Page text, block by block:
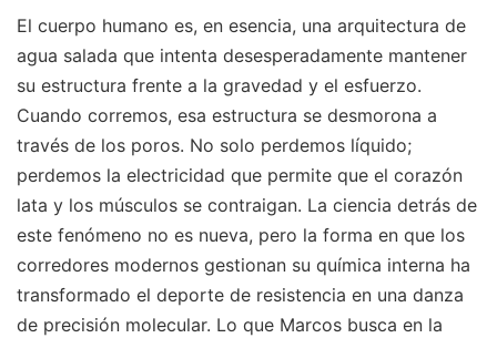
El cuerpo humano es, en esencia, una arquitectura de
agua salada que intenta desesperadamente mantener
su estructura frente a la gravedad y el esfuerzo.
Cuando corremos, esa estructura se desmorona a
través de los poros. No solo perdemos líquido;
perdemos la electricidad que permite que el corazón
lata y los músculos se contraigan. La ciencia detrás de
este fenómeno no es nueva, pero la forma en que los
corredores modernos gestionan su química interna ha
transformado el deporte de resistencia en una danza
de precisión molecular. Lo que Marcos busca en la